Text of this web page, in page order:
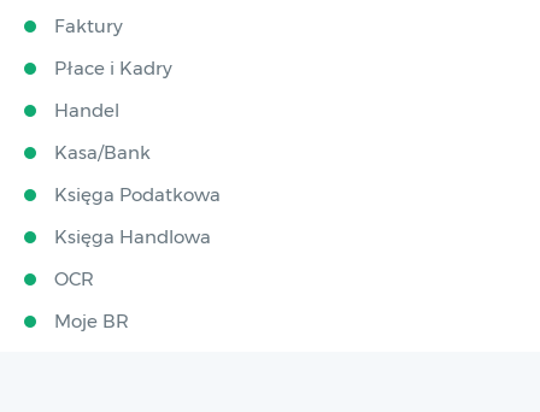
Faktury
Płace i Kadry
Handel
Kasa/Bank
Księga Podatkowa
Księga Handlowa
OCR
Moje BR